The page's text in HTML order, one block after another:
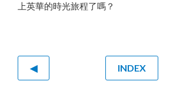
上英華的時光旅程了嗎？
◀ INDEX